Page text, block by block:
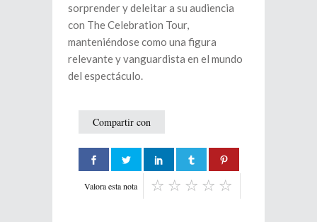
sorprender y deleitar a su audiencia
con The Celebration Tour,
manteniéndose como una figura
relevante y vanguardista en el mundo
del espectáculo.
Compartir con
Valora esta nota